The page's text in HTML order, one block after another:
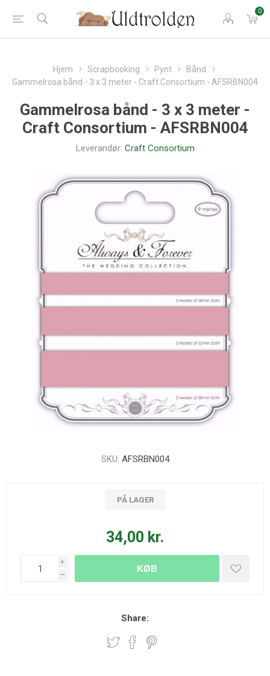
0
Hjem Scrapbooking Pynt
Bånd
Gammelrosa bånd - 3 x 3 meter - Craft Consortium - AFSRBN004
Gammelrosa bånd - 3 x 3 meter -
Craft Consortium - AFSRBN004
Leverandør: Craft Consortium
SKU: AFSRBN004
PÅ LAGER
34,00 kr.
i
h
KØB
Share: